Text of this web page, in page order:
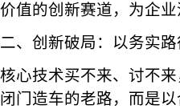
价值的创新赛道，为企
二、创新破局：以务实
核心技术买不来、讨不
闭门造车的老路，而是